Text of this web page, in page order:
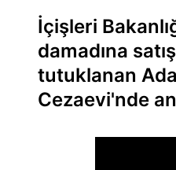
İçişleri
damadına
tutuklanan
Cezaevi'nde